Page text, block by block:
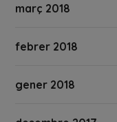
març 2018
febrer 2018
gener 2018